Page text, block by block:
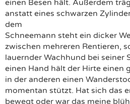
einen Besen hält. Außerdem
anstatt eines schwarzen
dem
Schneemann steht ein dicker
zwischen mehreren Rentieren,
lauernder Wachhund bei seiner
einen Hand hält der Hirte einen
in der anderen einen
momentan stützt. Hat sich das
bewegt oder war das meine